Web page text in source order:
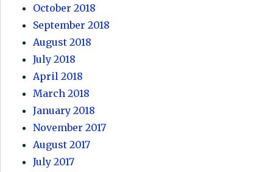
October 2018
September 2018
August 2018
July 2018
April 2018
March 2018
January 2018
November 2017
August 2017
July 2017